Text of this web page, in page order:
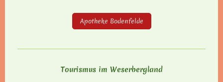
Apotheke Bodenfelde
Tourismus im Weserbergland